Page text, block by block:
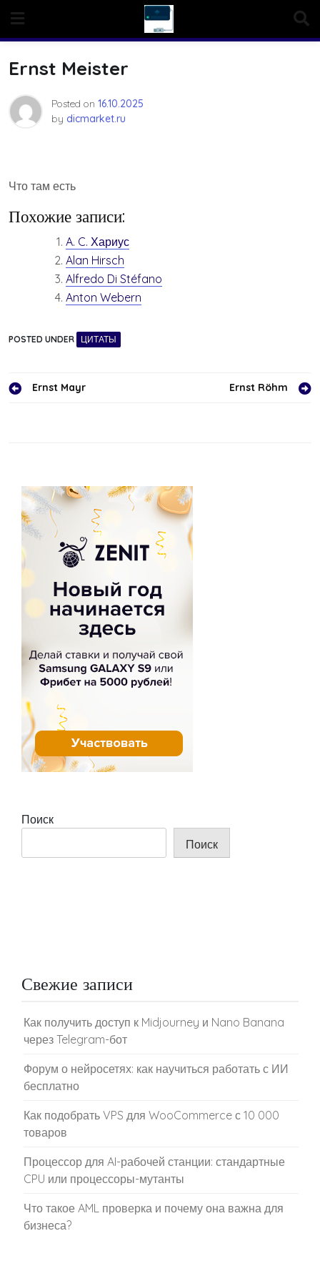
content
Ernst Meister
Posted on 16.10.2025
by dicmarket.ru
Что там есть
Похожие записи:
A. C. Хариус
Alan Hirsch
Alfredo Di Stéfano
Anton Webern
POSTED UNDER ЦИТАТЫ
Навигация
Ernst Mayr Ernst Röhm
Поиск
Поиск
Свежие записи
Как получить доступ к Midjourney и Nano Banana
через Telegram-бот
Форум о нейросетях: как научиться работать с ИИ
бесплатно
Как подобрать VPS для WooCommerce с 10 000
товаров
Процессор для AI-рабочей станции: стандартные
CPU или процессоры-мутанты
Что такое AML проверка и почему она важна для
бизнеса?